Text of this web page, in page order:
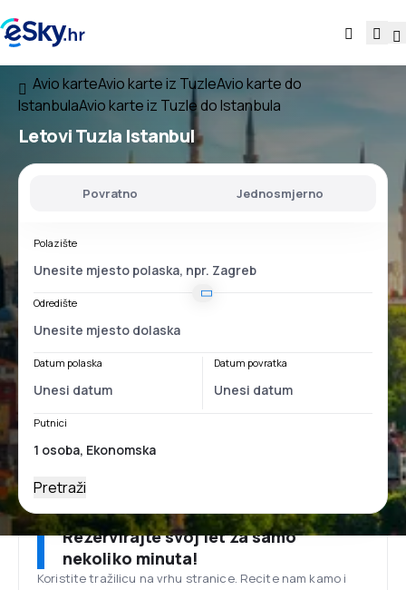
Avio karteAvio karte iz TuzleAvio karte do
IstanbulaAvio karte iz Tuzle do Istanbula
LetoviTuzla Istanbul
Povratno Jednosmjerno
Polazište
Odredište
Datum polaska Datum povratka
Putnici
Pretraži
Rezervirajte svoj let za samo
nekoliko minuta!
Koristite tražilicu na vrhu stranice. Recite nam kamo i